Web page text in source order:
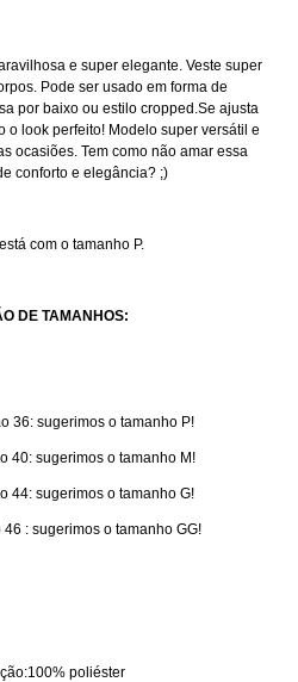
e super elegante. Veste super
Pode ser usado em forma de
por baixo ou estilo cropped.Se ajusta
o look perfeito! Modelo super versátil e
ocasiões. Tem como não amar essa
conforto e elegância? ;)
com o tamanho P.
DE TAMANHOS:
36: sugerimos o tamanho P!
40: sugerimos o tamanho M!
44: sugerimos o tamanho G!
: sugerimos o tamanho GG!
poliéster